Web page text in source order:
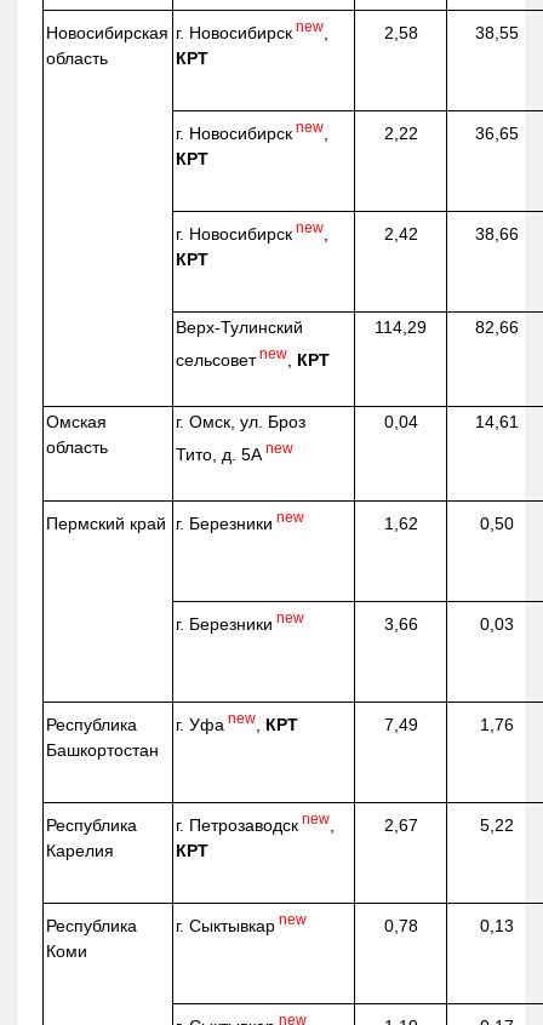
Новосибирская
область
г. Новосибирск new
КРТ
2,58 38,55
г. Новосибирск new
КРТ
2,22 36,65
г. Новосибирск new
КРТ
2,42 38,66
Верх-Тулинский
сельсовет new КРТ
114,29 82,66
Омская
область
г. Омск, ул. Броз
Тито, д. 5А new
0,04 14,61
Пермский край г. Березники new 1,62 0,50
г. Березники new 3,66 0,03
Республика
Башкортостан
г. Уфа new КРТ 7,49 1,76
Республика
Карелия
г. Петрозаводск new
КРТ
2,67 5,22
Республика
Коми
г. Сыктывкар new 0,78 0,13
new